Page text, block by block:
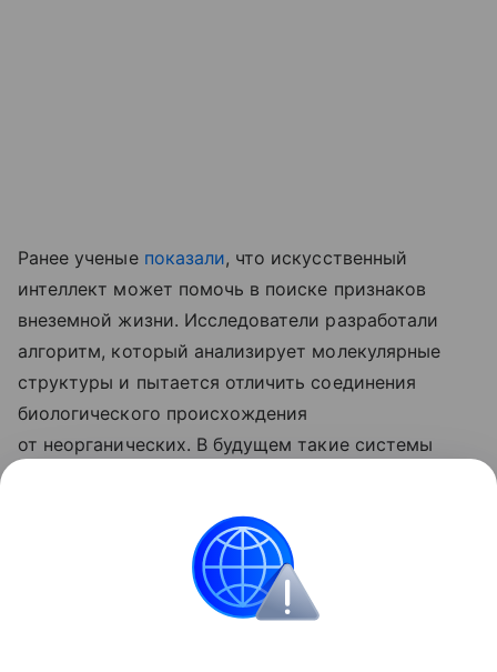
Ранее ученые показали, что искусственный
интеллект может помочь в поиске признаков
внеземной жизни. Исследователи разработали
алгоритм, который анализирует молекулярные
структуры и пытается отличить соединения
биологического происхождения
от неорганических. В будущем такие системы
на Марсе, Луне и других небесных телах.